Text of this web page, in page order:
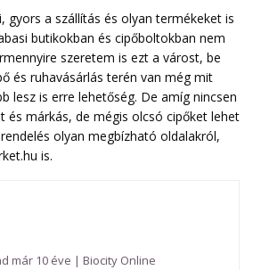
gyors a szállítás és olyan termékeket is
butikokban és cipőboltokban nem
szeretem is ezt a várost, be
és ruhavásárlás terén van még mit
lesz is erre lehetőség. De amíg nincsen
és márkás, de mégis olcsó cipőket lehet
olyan megbízható oldalakról,
is.
már 10 éve | Biocity Online